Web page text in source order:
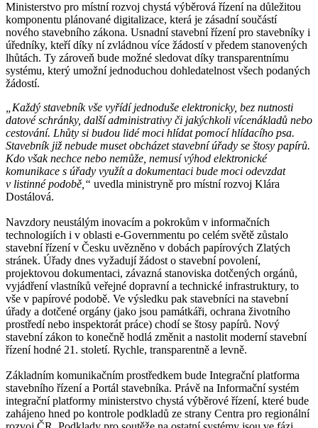
Ministerstvo pro místní rozvoj chystá výběrová řízení na důležitou
komponentu plánované digitalizace, která je zásadní součástí
nového stavebního zákona. Usnadní stavební řízení pro stavebníky i
úředníky, kteří díky ní zvládnou více žádostí v předem stanovených
lhůtách. Ty zároveň bude možné sledovat díky transparentnímu
systému, který umožní jednoduchou dohledatelnost všech podaných
žádostí.
„Každý stavebník vše vyřídí jednoduše elektronicky, bez nutnosti
datové schránky, další administrativy či jakýchkoli vícenákladů nebo
cestování. Lhůty si budou lidé moci hlídat pomocí hlídacího psa.
Stavebník již nebude muset obcházet stavební úřady se štosy papírů.
Kdo však nechce nebo nemůže, nemusí výhod elektronické
komunikace s úřady využít a dokumentaci bude moci odevzdat
v listinné podobě,“ uvedla ministryně pro místní rozvoj Klára
Dostálová.
Navzdory neustálým inovacím a pokrokům v informačních
technologiích i v oblasti e-Governmentu po celém světě zůstalo
stavební řízení v Česku uvězněno v dobách papírových Zlatých
stránek. Úřady dnes vyžadují žádost o stavební povolení,
projektovou dokumentaci, závazná stanoviska dotčených orgánů,
vyjádření vlastníků veřejné dopravní a technické infrastruktury, to
vše v papírové podobě. Ve výsledku pak stavebníci na stavební
úřady a dotčené orgány (jako jsou památkáři, ochrana životního
prostředí nebo inspektorát práce) chodí se štosy papírů. Nový
stavební zákon to konečně hodlá změnit a nastolit moderní stavební
řízení hodné 21. století. Rychle, transparentně a levně.
Základním komunikačním prostředkem bude Integrační platforma
stavebního řízení a Portál stavebníka. Právě na Informační systém
integrační platformy ministerstvo chystá výběrové řízení, které bude
zahájeno hned po kontrole podkladů ze strany Centra pro regionální